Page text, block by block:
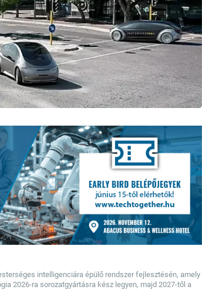
intelligenciára épülő rendszer fejlesztésén, amely
2026-ra sorozatgyártásra kész legyen, majd 2027-től a